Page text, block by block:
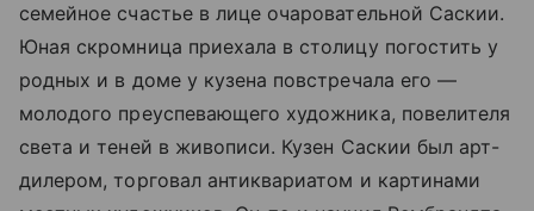
семейное счастье в лице очаровательной Саскии.
Юная скромница приехала в столицу погостить у
родных и в доме у кузена повстречала его —
молодого преуспевающего художника, повелителя
света и теней в живописи. Кузен Саскии был арт-
дилером, торговал антиквариатом и картинами